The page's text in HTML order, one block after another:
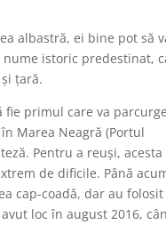
albastră, ei bine pot să
istoric predestinat,
ţară.
fie primul care va
Marea Neagră (Portul
Pentru a reuşi, acesta
de dificile. Până
cap-coadă, dar au folosit
loc în august 2016,